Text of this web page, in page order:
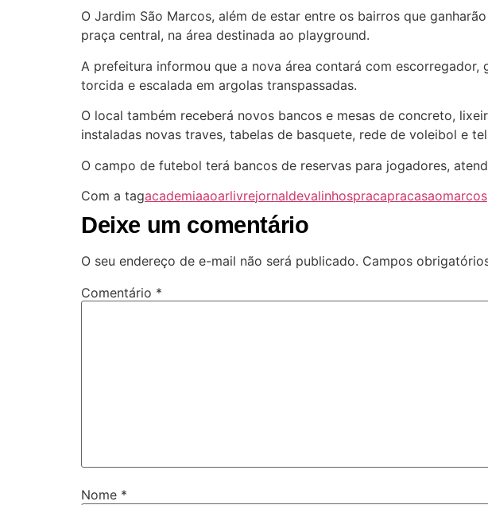
O Jardim São Marcos, além de estar entre os bairros que
praça central, na área destinada ao playground.
A prefeitura informou que a nova área contará com
torcida e escalada em argolas transpassadas.
O local também receberá novos bancos e mesas de concreto,
instaladas novas traves, tabelas de basquete, rede de voleibol e
O campo de futebol terá bancos de reservas para jogadores,
Com a tagacademiaaoarlivrejornaldevalinhospracapracasaomarcos
Deixe um comentário
O seu endereço de e-mail não será publicado. Campos
Comentário *
Nome *